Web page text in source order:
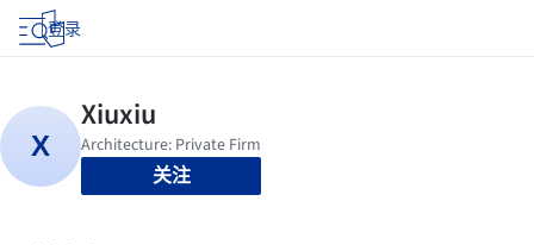
登录
关注